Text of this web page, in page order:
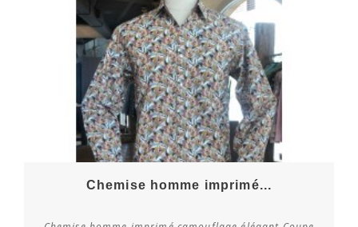
Chemise homme imprimé...